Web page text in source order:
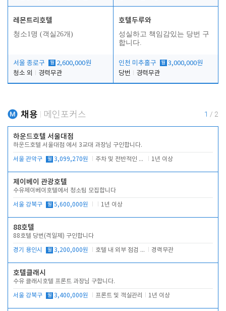
레몬트리호텔
청소1명 (객실26개)
서울 종로구 월 2,600,000원
청소 외
경력무관
호텔두루와
성실하고 책임감있는 당번 구
합니다.
인천 미추홀구 월 3,000,000원
당번
경력무관
채용 메인포커스 1 / 2
하운드호텔 서울대점
하운드호텔 서울대점 에서 3교대 과장님 구인합니다.
서울 관악구 월 3,099,270원 주차 및 전반적인 당번업무 1년 이상
제이베이 관광호텔
수유제이베이호텔에서 청소팀 모집합니다
서울 강북구 월 5,600,000원 1년 이상
88호텔
88호텔 당번(격일제) 구인합니다
경기 용인시 월 3,200,000원 호텔 내 외부 점검 및 프런트 운영 경력무관
호텔클래시
수유 클래시호텔 프론트 과장님 구합니다.
서울 강북구 월 3,400,000원 프론트 및 객실관리 1년 이상